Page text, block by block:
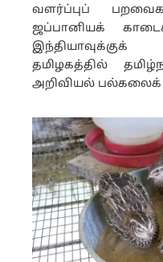
வளர்ப்புப்
ஜப்பானியக்
தமிழகத்தில்
அறிவியல் பல்கலைக்